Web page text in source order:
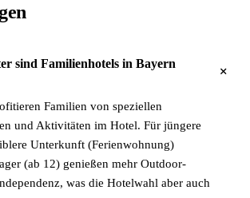
sind Familienhotels in Bayern
+
Familien von speziellen
und Aktivitäten im Hotel. Für jüngere
Unterkunft (Ferienwohnung)
(ab 12) genießen mehr Outdoor-
was die Hotelwahl aber auch